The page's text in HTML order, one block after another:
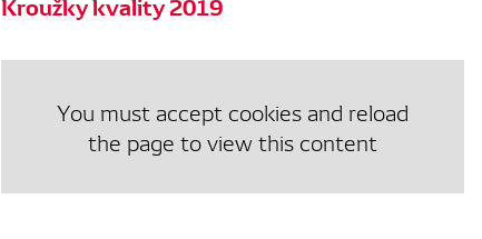
You must accept cookies and reload
the page to view this content